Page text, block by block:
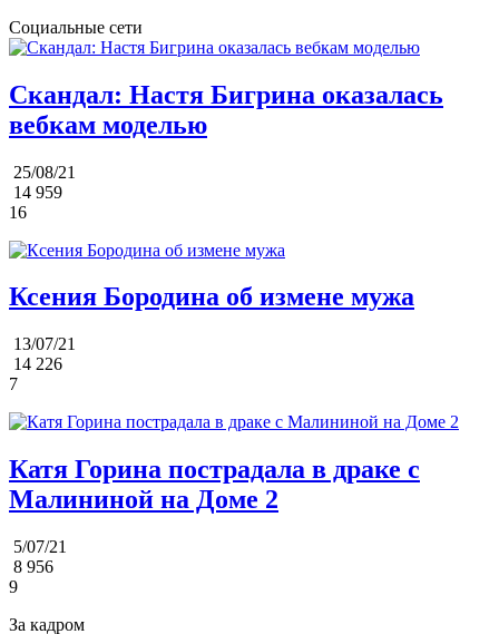
Социальные сети
Скандал: Настя Бигрина оказалась
вебкам моделью
25/08/21
14 959
16
Ксения Бородина об измене мужа
13/07/21
14 226
7
Катя Горина пострадала в драке с
Малининой на Доме 2
5/07/21
8 956
9
За кадром